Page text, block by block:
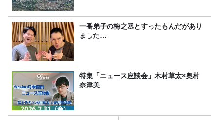
一番弟子の梅之丞とすったもんだがあり
ました…
特集「ニュース座談会」木村草太×奥村
奈津美